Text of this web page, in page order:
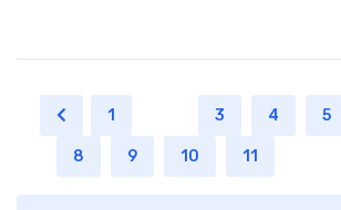
1 3 4 5
8 9 10 11